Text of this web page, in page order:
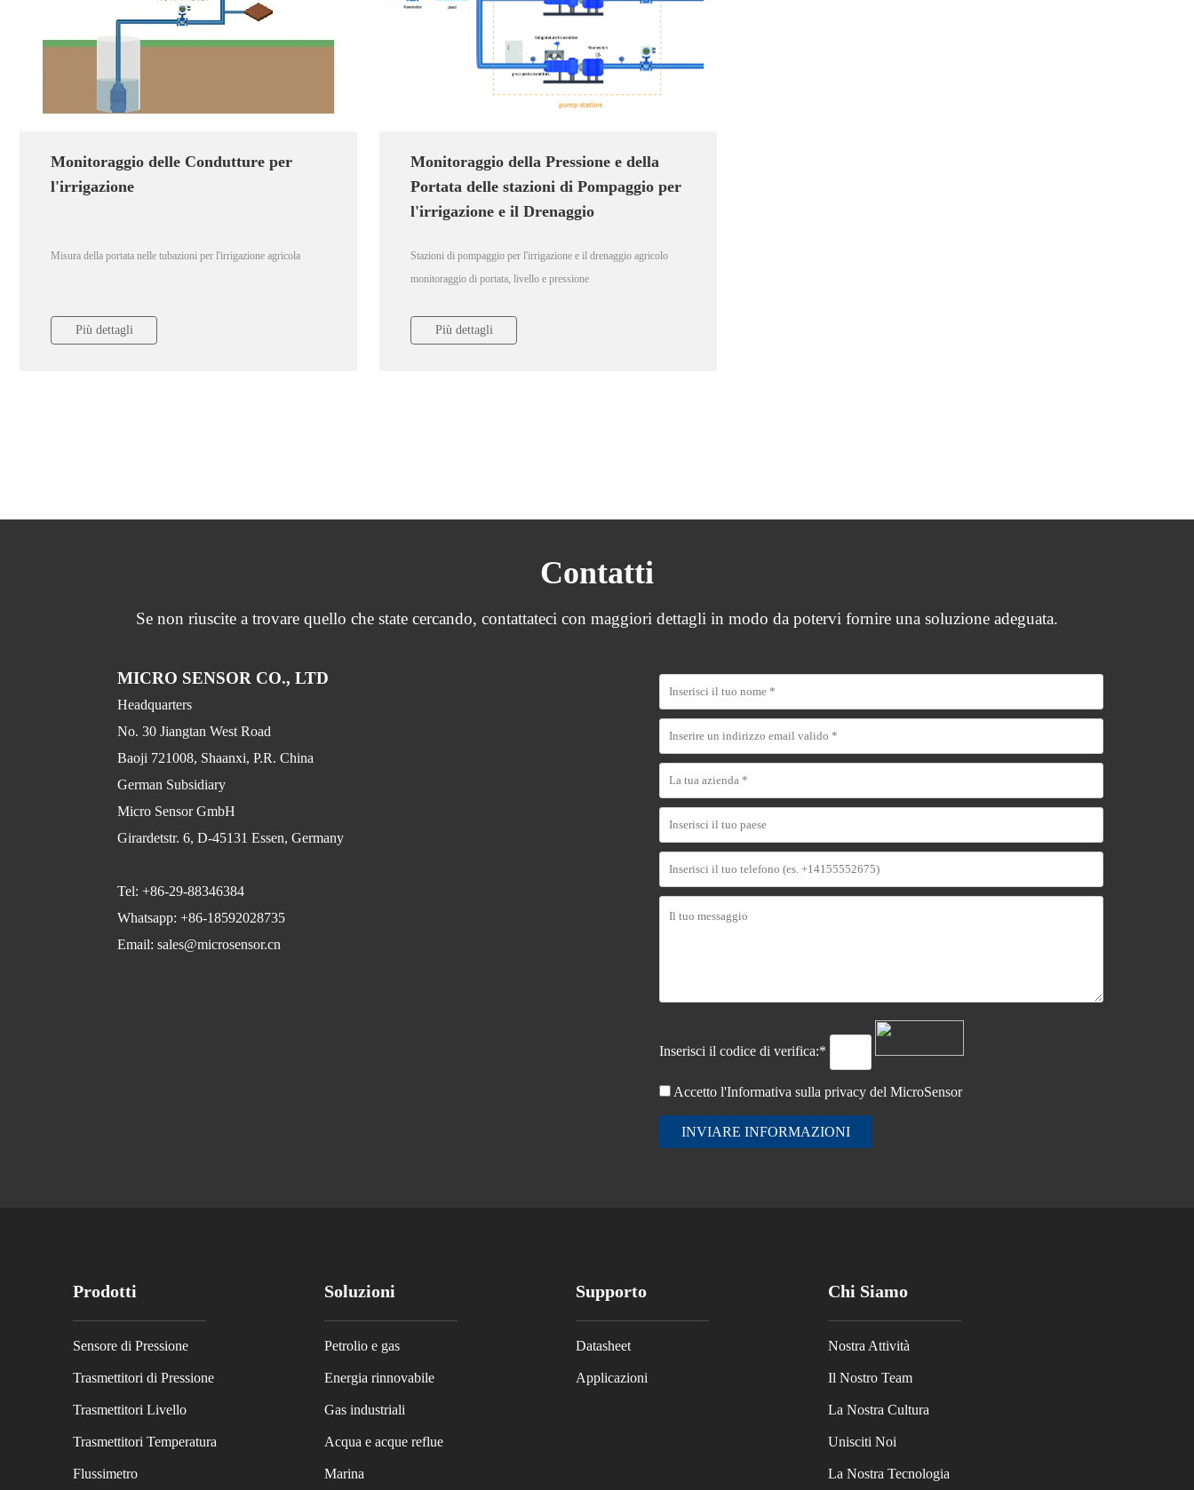
Monitoraggio delle Condutture per
l'irrigazione
Misura della portata nelle tubazioni per l'irrigazione agricola
Più dettagli
Monitoraggio della Pressione e della
Portata delle stazioni di Pompaggio per
l'irrigazione e il Drenaggio
Stazioni di pompaggio per l'irrigazione e il drenaggio agricolo
monitoraggio di portata, livello e pressione
Più dettagli
Contatti
Se non riuscite a trovare quello che state cercando, contattateci con maggiori dettagli in modo da potervi fornire una soluzione adeguata.
MICRO SENSOR CO., LTD
Headquarters
No. 30 Jiangtan West Road
Baoji 721008, Shaanxi, P.R. China
German Subsidiary
Micro Sensor GmbH
Girardetstr. 6, D-45131 Essen, Germany
Tel: +86-29-88346384
Whatsapp: +86-18592028735
Email: sales@microsensor.cn
Inserisci il codice di verifica:*
Accetto l'Informativa sulla privacy del MicroSensor
INVIARE INFORMAZIONI
Prodotti
Sensore di Pressione
Trasmettitori di Pressione
Trasmettitori Livello
Trasmettitori Temperatura
Flussimetro
Soluzioni
Petrolio e gas
Energia rinnovabile
Gas industriali
Acqua e acque reflue
Marina
Supporto
Datasheet
Applicazioni
Chi Siamo
Nostra Attività
Il Nostro Team
La Nostra Cultura
Unisciti Noi
La Nostra Tecnologia